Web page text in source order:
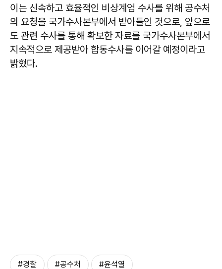
이는 신속하고 효율적인 비상계엄 수사를 위해 공수처
의 요청을 국가수사본부에서 받아들인 것으로, 앞으로
도 관련 수사를 통해 확보한 자료를 국가수사본부에서
지속적으로 제공받아 합동수사를 이어갈 예정이라고
밝혔다.
#경찰 #공수처 #윤석열